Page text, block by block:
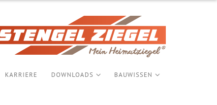
KARRIERE DOWNLOADS BAUWISSEN